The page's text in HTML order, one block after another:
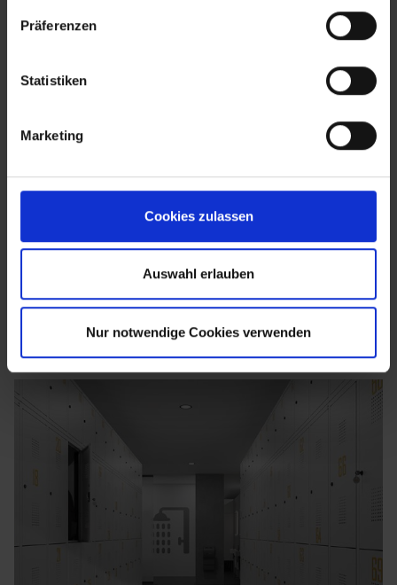
Präferenzen
Statistiken
Marketing
Cookies zulassen
Auswahl erlauben
Nur notwendige Cookies verwenden